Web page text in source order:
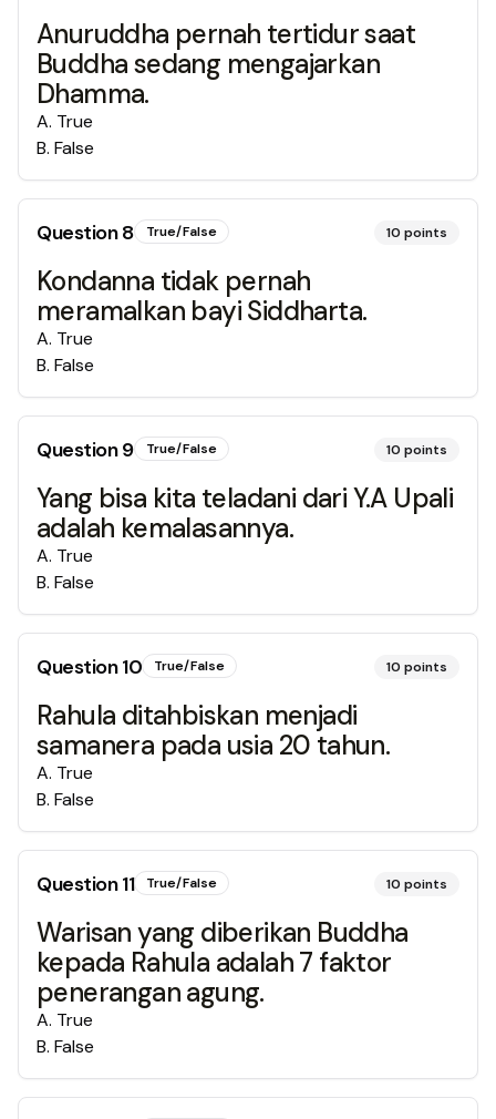
Anuruddha pernah tertidur saat
Buddha sedang mengajarkan
Dhamma.
A. True
B. False
Question8 True/False 10 points
Kondanna tidak pernah
meramalkan bayi Siddharta.
A. True
B. False
Question9 True/False 10 points
Yang bisa kita teladani dari Y.A Upali
adalah kemalasannya.
A. True
B. False
Question10 True/False 10 points
Rahula ditahbiskan menjadi
samanera pada usia 20 tahun.
A. True
B. False
Question11 True/False 10 points
Warisan yang diberikan Buddha
kepada Rahula adalah 7 faktor
penerangan agung.
A. True
B. False